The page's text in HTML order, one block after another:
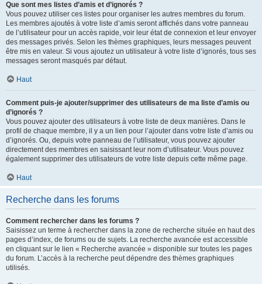
Que sont mes listes d’amis et d’ignorés ?
Vous pouvez utiliser ces listes pour organiser les autres membres du forum.
Les membres ajoutés à votre liste d’amis seront affichés dans votre panneau
de l’utilisateur pour un accès rapide, voir leur état de connexion et leur envoyer
des messages privés. Selon les thèmes graphiques, leurs messages peuvent
être mis en valeur. Si vous ajoutez un utilisateur à votre liste d’ignorés, tous ses
messages seront masqués par défaut.
Haut
Comment puis-je ajouter/supprimer des utilisateurs de ma liste d’amis ou
d’ignorés ?
Vous pouvez ajouter des utilisateurs à votre liste de deux manières. Dans le
profil de chaque membre, il y a un lien pour l’ajouter dans votre liste d’amis ou
d’ignorés. Ou, depuis votre panneau de l’utilisateur, vous pouvez ajouter
directement des membres en saisissant leur nom d’utilisateur. Vous pouvez
également supprimer des utilisateurs de votre liste depuis cette même page.
Haut
Recherche dans les forums
Comment rechercher dans les forums ?
Saisissez un terme à rechercher dans la zone de recherche située en haut des
pages d’index, de forums ou de sujets. La recherche avancée est accessible
en cliquant sur le lien « Recherche avancée » disponible sur toutes les pages
du forum. L’accès à la recherche peut dépendre des thèmes graphiques
utilisés.